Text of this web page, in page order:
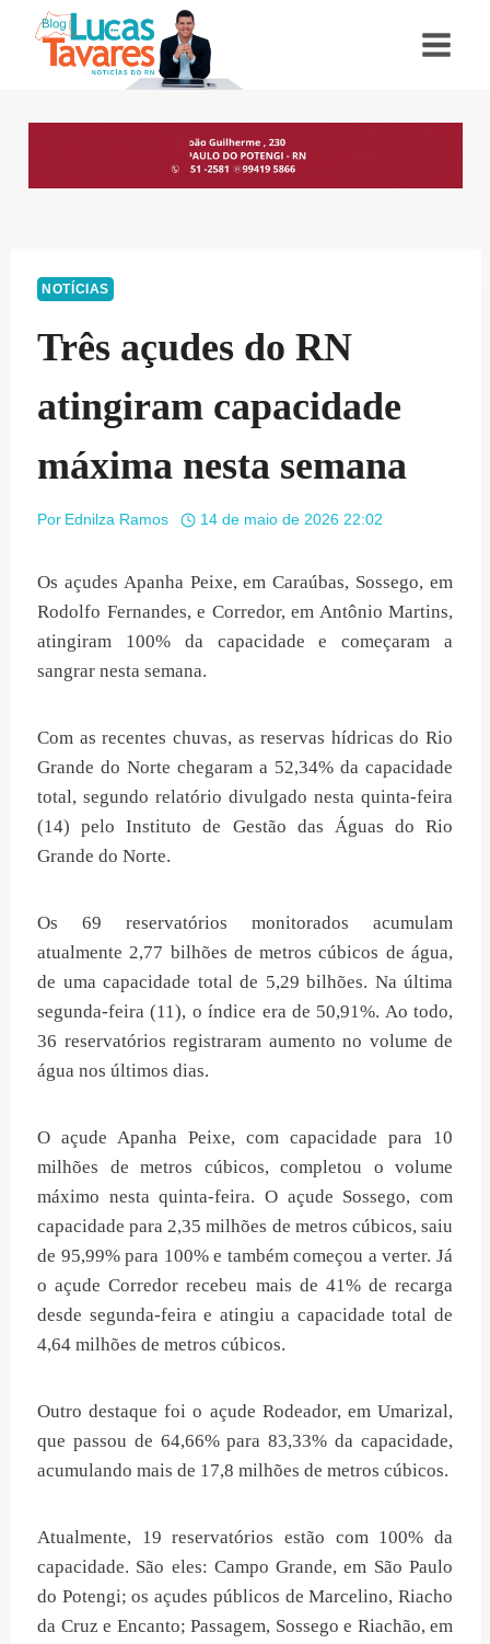
NOTÍCIAS
Três açudes do RN
atingiram capacidade
máxima nesta semana
Por Ednilza Ramos 14 de maio de 2026 22:02
Os açudes Apanha Peixe, em Caraúbas, Sossego, em
Rodolfo Fernandes, e Corredor, em Antônio Martins,
atingiram 100% da capacidade e começaram a
sangrar nesta semana.
Com as recentes chuvas, as reservas hídricas do Rio
Grande do Norte chegaram a 52,34% da capacidade
total, segundo relatório divulgado nesta quinta-feira
(14) pelo Instituto de Gestão das Águas do Rio
Grande do Norte.
Os 69 reservatórios monitorados acumulam
atualmente 2,77 bilhões de metros cúbicos de água,
de uma capacidade total de 5,29 bilhões. Na última
segunda-feira (11), o índice era de 50,91%. Ao todo,
36 reservatórios registraram aumento no volume de
água nos últimos dias.
O açude Apanha Peixe, com capacidade para 10
milhões de metros cúbicos, completou o volume
máximo nesta quinta-feira. O açude Sossego, com
capacidade para 2,35 milhões de metros cúbicos, saiu
de 95,99% para 100% e também começou a verter. Já
o açude Corredor recebeu mais de 41% de recarga
desde segunda-feira e atingiu a capacidade total de
4,64 milhões de metros cúbicos.
Outro destaque foi o açude Rodeador, em Umarizal,
que passou de 64,66% para 83,33% da capacidade,
acumulando mais de 17,8 milhões de metros cúbicos.
Atualmente, 19 reservatórios estão com 100% da
capacidade. São eles: Campo Grande, em São Paulo
do Potengi; os açudes públicos de Marcelino, Riacho
da Cruz e Encanto; Passagem, Sossego e Riachão, em